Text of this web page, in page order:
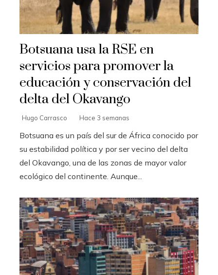
Botsuana usa la RSE en
servicios para promover la
educación y conservación del
delta del Okavango
Hugo Carrasco Hace 3 semanas
Botsuana es un país del sur de África conocido por
su estabilidad política y por ser vecino del delta
del Okavango, una de las zonas de mayor valor
ecológico del continente. Aunque...